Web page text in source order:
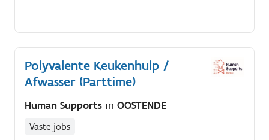
Polyvalente Keukenhulp /
Afwasser (Parttime)
Human Supports in OOSTENDE
Vaste jobs